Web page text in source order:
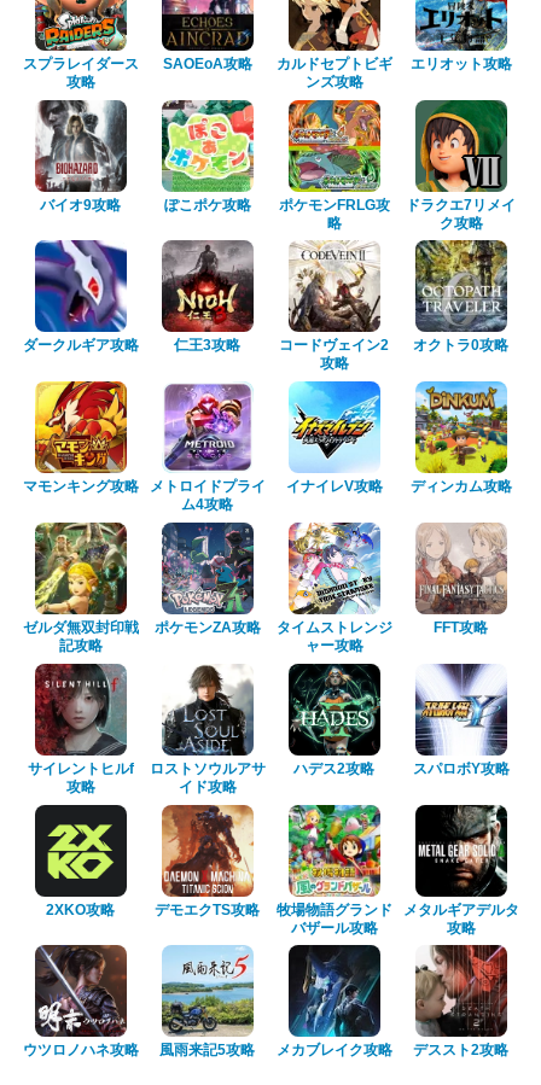
スプラレイダース
攻略
SAOEoA攻略
カルドセプトビギ
ンズ攻略
エリオット攻略
バイオ9攻略 ぽこポケ攻略
ポケモンFRLG攻
略
ドラクエ7リメイ
ク攻略
ダークルギア攻略 仁王3攻略
コードヴェイン2
攻略
オクトラ0攻略
マモンキング攻略
メトロイドプライ
ム4攻略
イナイレV攻略 ディンカム攻略
ゼルダ無双封印戦
記攻略
ポケモンZA攻略
タイムストレンジ
ャー攻略
FFT攻略
サイレントヒルf
攻略
ロストソウルアサ
イド攻略
ハデス2攻略 スパロボY攻略
2XKO攻略 デモエクTS攻略
牧場物語グランド
バザール攻略
メタルギアデルタ
攻略
ウツロノハネ攻略 風雨来記5攻略 メカブレイク攻略 デススト2攻略